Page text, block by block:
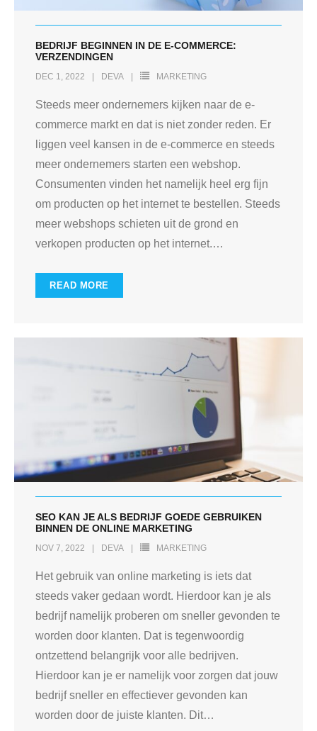
BEDRIJF BEGINNEN IN DE E-COMMERCE:
VERZENDINGEN
DEC 1, 2022 DEVA MARKETING
Steeds meer ondernemers kijken naar de e-
commerce markt en dat is niet zonder reden. Er
liggen veel kansen in de e-commerce en steeds
meer ondernemers starten een webshop.
Consumenten vinden het namelijk heel erg fijn
om producten op het internet te bestellen. Steeds
meer webshops schieten uit de grond en
verkopen producten op het internet.…
READ MORE
SEO KAN JE ALS BEDRIJF GOEDE GEBRUIKEN
BINNEN DE ONLINE MARKETING
NOV 7, 2022 DEVA MARKETING
Het gebruik van online marketing is iets dat
steeds vaker gedaan wordt. Hierdoor kan je als
bedrijf namelijk proberen om sneller gevonden te
worden door klanten. Dat is tegenwoordig
ontzettend belangrijk voor alle bedrijven.
Hierdoor kan je er namelijk voor zorgen dat jouw
bedrijf sneller en effectiever gevonden kan
worden door de juiste klanten. Dit…